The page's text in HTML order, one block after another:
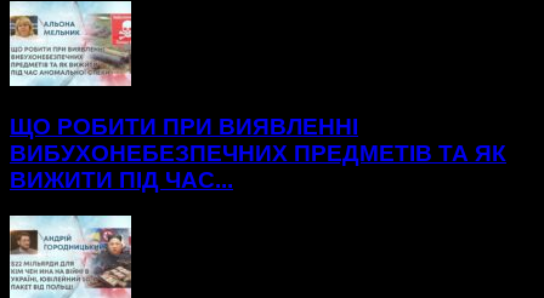
ЩО РОБИТИ ПРИ ВИЯВЛЕННІ
ВИБУХОНЕБЕЗПЕЧНИХ ПРЕДМЕТІВ ТА ЯК
ВИЖИТИ ПІД ЧАС...